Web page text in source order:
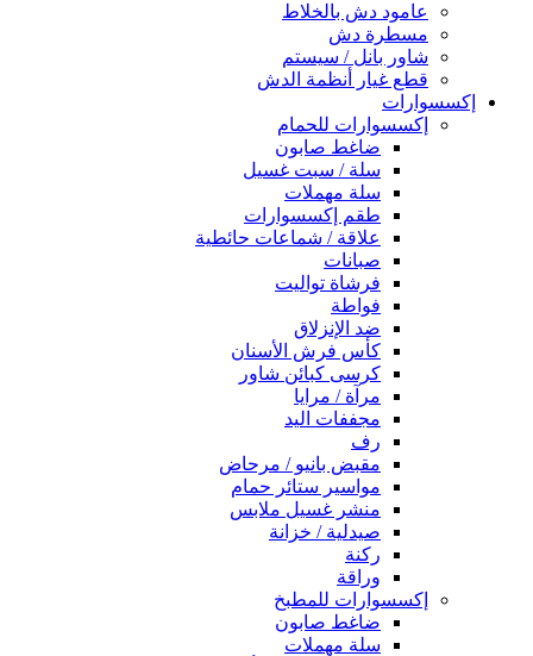
عامود دش بالخلاط
مسطرة دش
شاور بانل / سيستم
قطع غيار أنظمة الدش
إكسسوارات
إكسسوارات للحمام
ضاغط صابون
سلة / سبت غسيل
سلة مهملات
طقم إكسسوارات
علاقة / شماعات حائطية
صبانات
فرشاة تواليت
فواطة
ضد الإنزلاق
كأس فرش الأسنان
كرسى كبائن شاور
مرآة / مرايا
مجففات اليد
رف
مقبض بانيو / مرحاض
مواسير ستائر حمام
منشر غسيل ملابس
صيدلية / خزانة
ركنة
وراقة
إكسسوارات للمطبخ
ضاغط صابون
سلة مهملات